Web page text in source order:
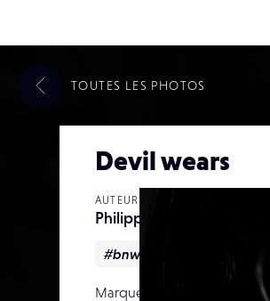
Devil wears
AUTEUR
Philippe Blat
#bnw
Marque
TOUTES LES PHOTOS